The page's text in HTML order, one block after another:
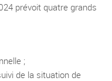
prévoit quatre grands
;
de la situation de